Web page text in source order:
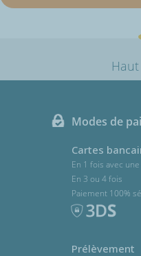
Modes de
Cartes
En 1 fois avec
En 3 ou 4 fois
Paiement 100%
Prélèvement